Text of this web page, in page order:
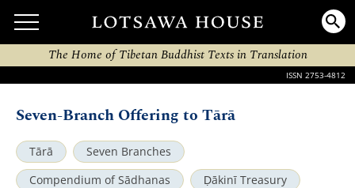
The Home of Tibetan Buddhist Texts in Translation
ISSN 2753-4812
Seven-Branch Offering to Tārā
Tārā
Seven Branches
Compendium of Sādhanas
Ḍākinī Treasury